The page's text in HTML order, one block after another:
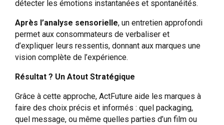
détecter les émotions instantanées et spontanéités.
Après l’analyse sensorielle, un entretien approfondi
permet aux consommateurs de verbaliser et
d’expliquer leurs ressentis, donnant aux marques une
vision complète de l’expérience.
Résultat ? Un Atout Stratégique
Grâce à cette approche, ActFuture aide les marques à
faire des choix précis et informés : quel packaging,
quel message, ou même quelles parties d’un film ou